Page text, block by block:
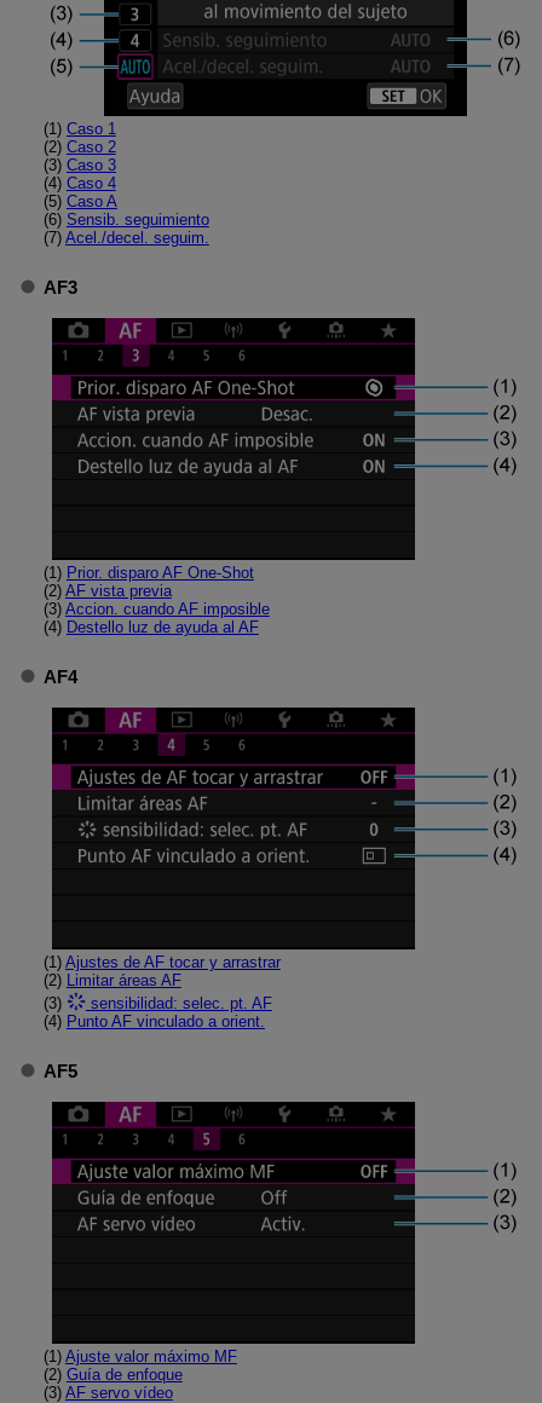
(1) Caso 1
(2) Caso 2
(3) Caso 3
(4) Caso 4
(5) Caso A
(6) Sensib. seguimiento
(7) Acel./decel. seguim.
AF3
(1) Prior. disparo AF One-Shot
(2) AF vista previa
(3) Accion. cuando AF imposible
(4) Destello luz de ayuda al AF
AF4
(1) Ajustes de AF tocar y arrastrar
(2)
Limitar áreas AF
(3)
sensibilidad: selec. pt. AF
(4) Punto AF vinculado a orient.
AF5
(1) Ajuste valor máximo MF
(2) Guía de enfoque
(3) AF servo vídeo